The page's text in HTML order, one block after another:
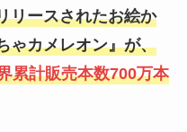
リースされたお絵か
ゃカメレオン』が、
累計販売本数700万本